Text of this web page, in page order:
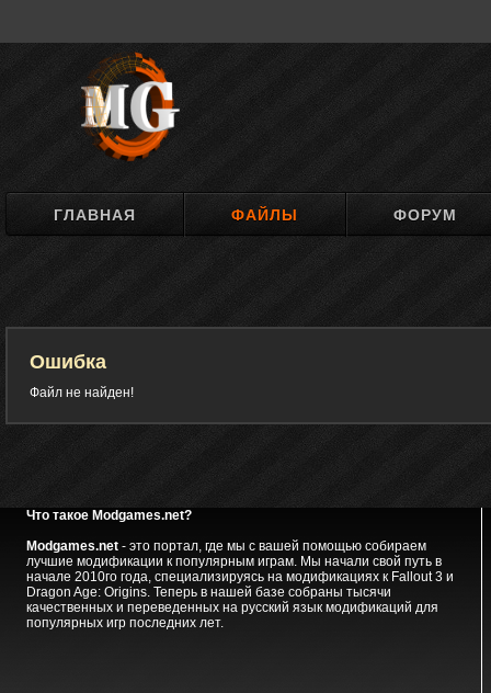
ГЛАВНАЯ ФАЙЛЫ ФОРУМ
Ошибка
Файл не найден!
Что такое Modgames.net?
Modgames.net- это портал, где мы с вашей помощью собираем
лучшие модификации к популярным играм. Мы начали свой путь в
начале 2010го года, специализируясь на модификациях к Fallout 3 и
Dragon Age: Origins. Теперь в нашей базе собраны тысячи
качественных и переведенных на русский язык модификаций для
популярных игр последних лет.